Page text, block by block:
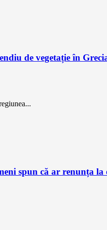
de vegetație în
spun că ar renunța